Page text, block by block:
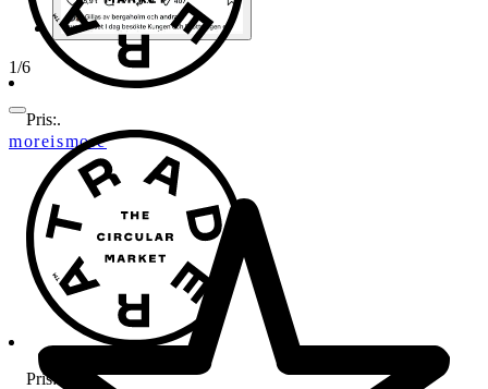
1/6
moreismore
Pris:.
Pris: